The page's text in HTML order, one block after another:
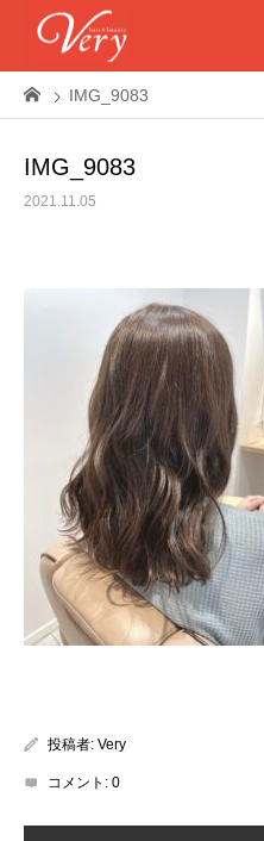
IMG_9083
IMG_9083
2021.11.05
投稿者: Very
コメント: 0